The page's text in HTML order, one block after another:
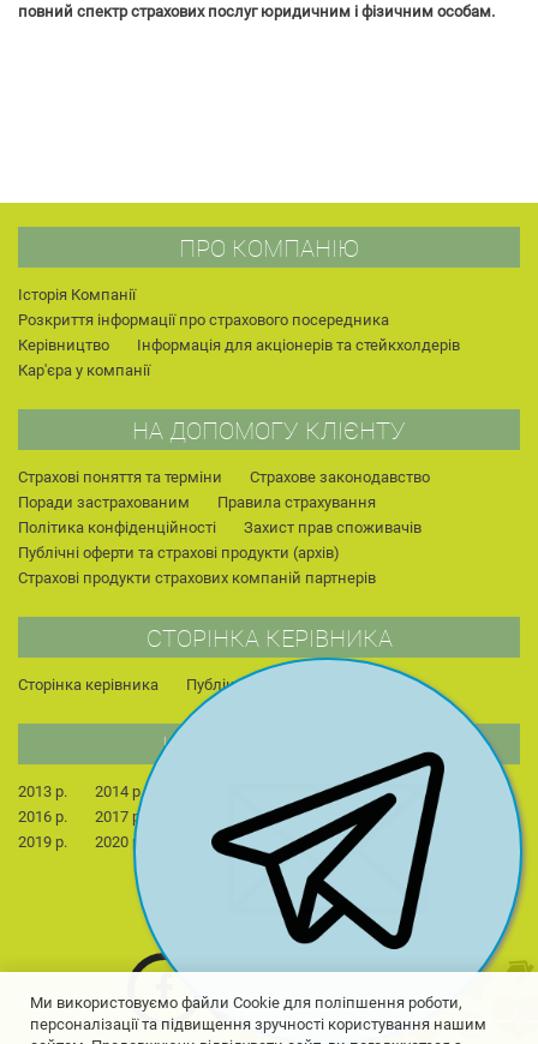
повний спектр страхових послуг юридичним і фізичним особам.
ПРО КОМПАНІЮ
Історія Компанії
Розкриття інформації про страхового посередника
Керівництво
Інформація для акціонерів та стейкхолдерів
Кар'єра у компанії
НА ДОПОМОГУ КЛІЄНТУ
Страхові поняття та терміни
Страхове законодавство
Поради застрахованим
Правила страхування
Політика конфіденційності
Захист прав споживачів
Публічні оферти та страхові продукти (архів)
Страхові продукти страхових компаній партнерів
СТОРІНКА КЕРІВНИКА
Сторінка керівника Публікації
НОВИНИ КОМПАНІЇ
2013 р. 2014 р.
2016 р.
2017 р.
2019 р.
2020 р. 2021 р.
2022 р. 2023 р.
2024 р.
2025 р.
2026 р.
Ми використовуємо файли Cookie для поліпшення роботи,
персоналізації та підвищення зручності користування нашим